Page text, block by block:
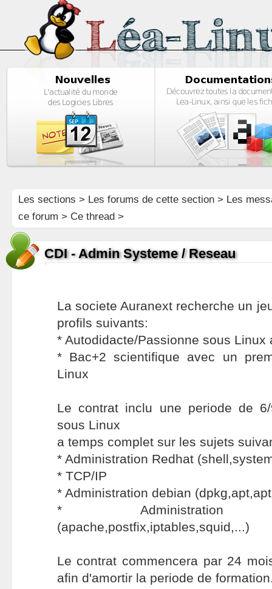
Les sections > Les forums de cette section> Les
ce forum > Ce thread >
CDI - Admin Systeme / Reseau
La societe Auranext recherche un
profils suivants:
* Autodidacte/Passionne sous Linux
* Bac+2 scientifique avec un
Linux
Le contrat inclu une periode de
sous Linux
a temps complet sur les sujets
* Administration Redhat
* TCP/IP
* Administration debian
* Administration
(apache,postfix,iptables,squid,...)
Le contrat commencera par 24
afin d'amortir la periode de